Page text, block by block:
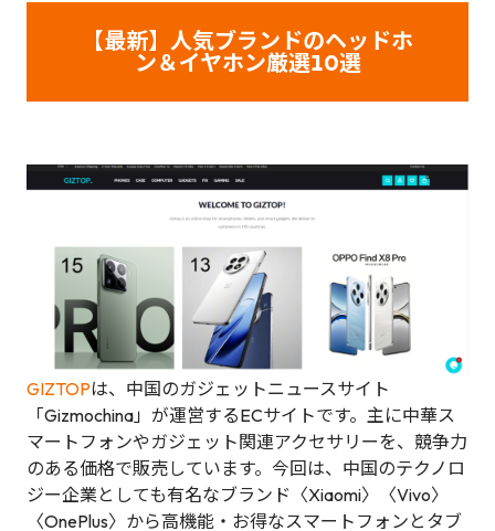
【最新】人気ブランドのヘッドホ
ン＆イヤホン厳選10選
GIZTOPは、中国のガジェットニュースサイト
「Gizmochina」が運営するECサイトです。主に中華ス
マートフォンやガジェット関連アクセサリーを、競争力
のある価格で販売しています。今回は、中国のテクノロ
ジー企業としても有名なブランド〈Xiaomi〉〈Vivo〉
〈OnePlus〉から高機能・お得なスマートフォンとタブ